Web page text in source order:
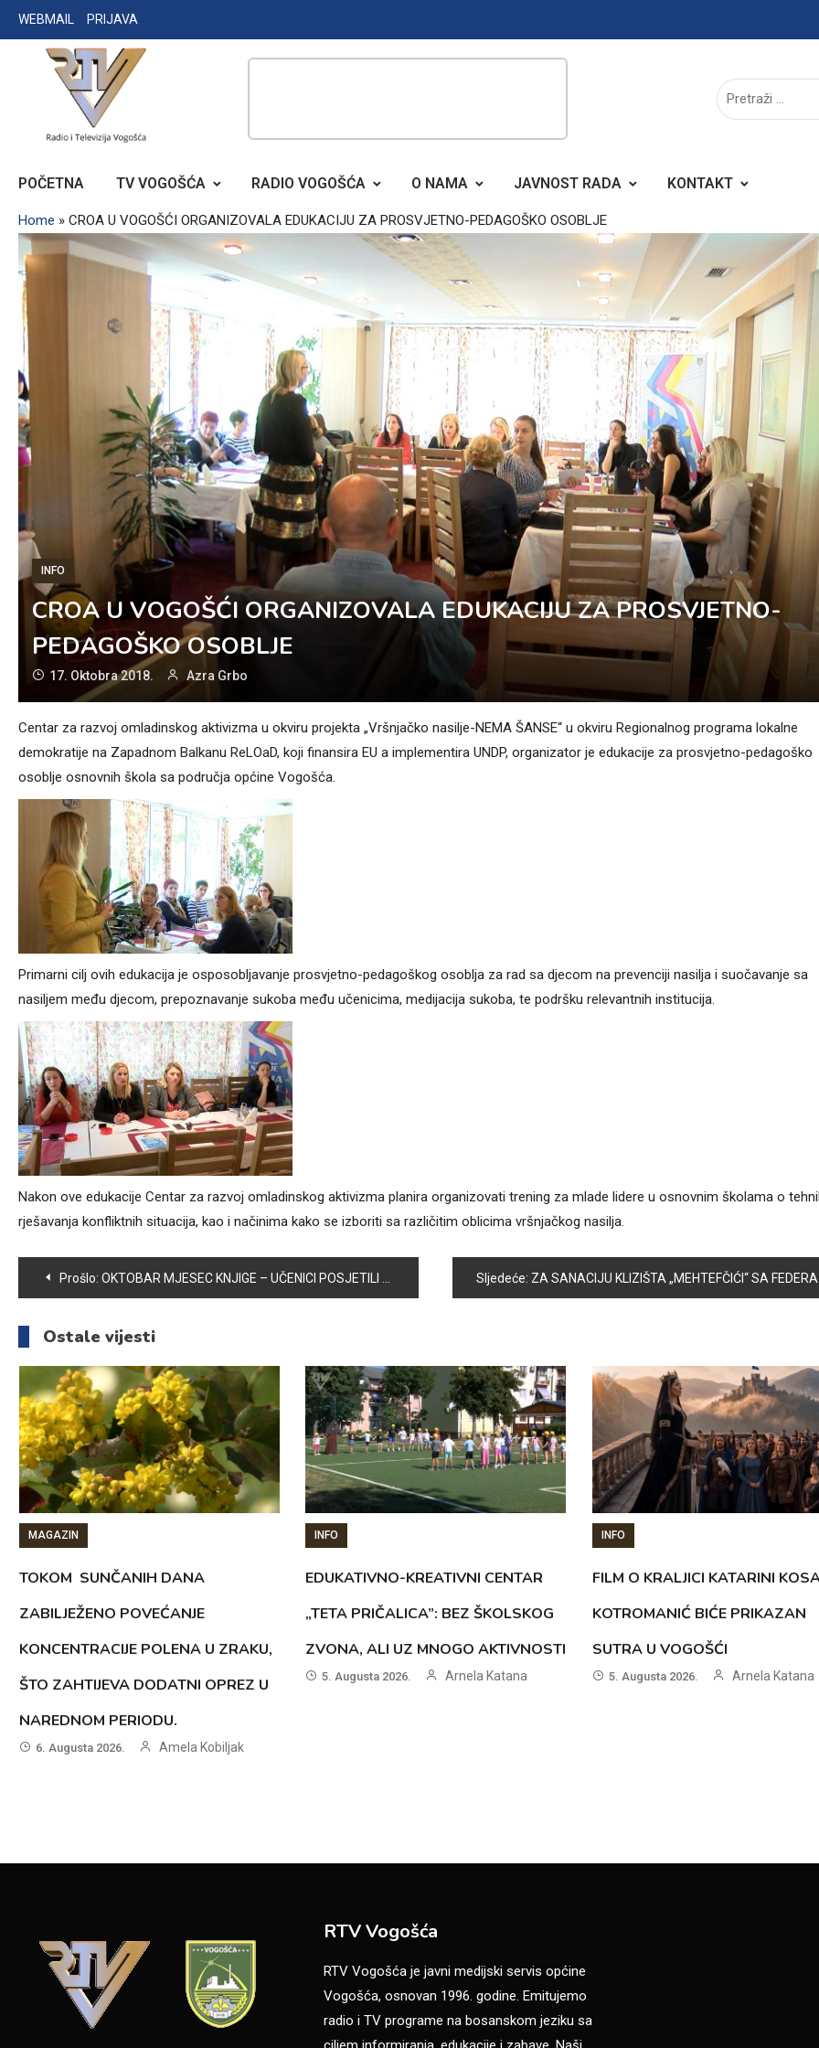
Skip
to
WEBMAIL PRIJAVA
RADIO TELEVIZIJA VOGOŠĆA
POČETNA TV VOGOŠĆA RADIO VOGOŠĆA O NAMA JAVNOST RADA KONTAKT
Home » CROA U VOGOŠĆI ORGANIZOVALA EDUKACIJU ZA PROSVJETNO-PEDAGOŠKO OSOBLJE
INFO
CROA U VOGOŠĆI ORGANIZOVALA EDUKACIJU ZA PROSVJETNO-
PEDAGOŠKO OSOBLJE
17. Oktobra 2018. Azra Grbo
Centar za razvoj omladinskog aktivizma u okviru projekta „Vršnjačko nasilje-NEMA ŠANSE“ u okviru Regionalnog programa lokalne
demokratije na Zapadnom Balkanu ReLOaD, koji finansira EU a implementira UNDP, organizator je edukacije za prosvjetno-pedagoško
osoblje osnovnih škola sa područja općine Vogošća.
Primarni cilj ovih edukacija je osposobljavanje prosvjetno-pedagoškog osoblja za rad sa djecom na prevenciji nasilja i suočavanje sa
nasiljem među djecom, prepoznavanje sukoba među učenicima, medijacija sukoba, te podršku relevantnih institucija.
Nakon ove edukacije Centar za razvoj omladinskog aktivizma planira organizovati trening za mlade lidere u osnovnim školama o
rješavanja konfliktnih situacija, kao i načinima kako se izboriti sa različitim oblicima vršnjačkog nasilja.
Navigacija
članaka
Prošlo: OKTOBAR MJESEC KNJIGE – UČENICI POSJETILI BIBLIOTEKU KSC VOGOŠĆA Sljedeće: ZA SANACIJU KLIZIŠTA „MEHTEFČIĆI“ SA FEDERALNOG NIVOA 100.000 KM
Ostale vijesti
MAGAZIN
TOKOM SUNČANIH DANA
ZABILJEŽENO POVEĆANJE
KONCENTRACIJE POLENA U ZRAKU,
ŠTO ZAHTIJEVA DODATNI OPREZ U
NAREDNOM PERIODU.
6. Augusta 2026. Amela Kobiljak
INFO
EDUKATIVNO-KREATIVNI CENTAR
„TETA PRIČALICA”: BEZ ŠKOLSKOG
ZVONA, ALI UZ MNOGO AKTIVNOSTI
5. Augusta 2026. Arnela Katana
INFO
FILM O KRALJICI KATARINI
KOTROMANIĆ BIĆE PRIKAZAN
SUTRA U VOGOŠĆI
5. Augusta 2026. Arnela Katana
RTV Vogošća
RTV Vogošća je javni medijski servis općine
Vogošća, osnovan 1996. godine. Emitujemo
radio i TV programe na bosanskom jeziku sa